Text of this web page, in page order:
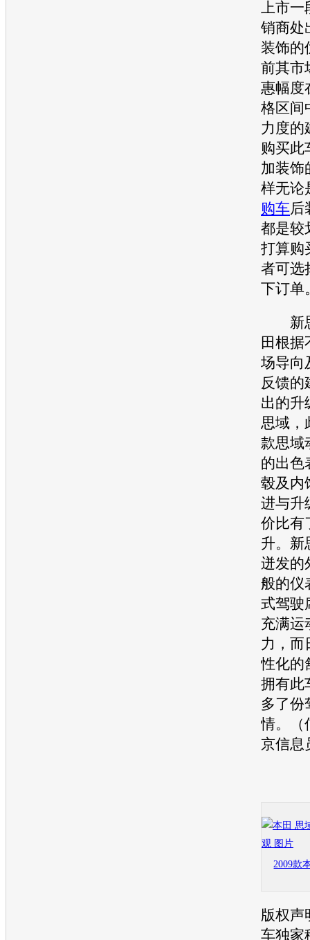
上市
销商处
装饰的
前其市
惠幅度
格区间
力度的
购买此
加装饰
样无论
购车后
都是较
打算购
者可选
下订单
新
田根据
场导向
反馈的
出的升
思域
款思域
的出色
毂及内
进与升
价比有
升。 新
迸发的
般的仪
式驾驶
充满运
力，而
性化的
拥有此
多了份
情。（
京信息
2009款
版权声
车独家